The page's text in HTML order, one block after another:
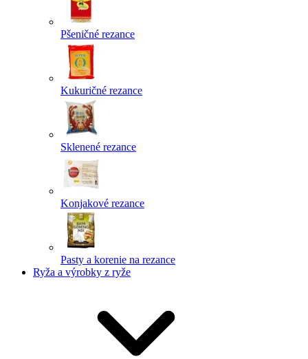
Pšeničné rezance
Kukuričné rezance
Sklenené rezance
Konjakové rezance
Pasty a korenie na rezance
Ryža a výrobky z ryže